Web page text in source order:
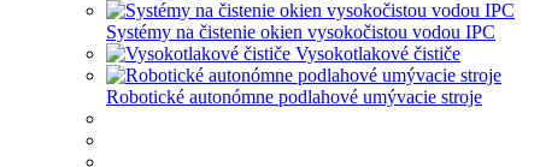
Systémy na čistenie okien vysokočistou vodou IPC
Vysokotlakové čističe
Robotické autonómne podlahové umývacie stroje